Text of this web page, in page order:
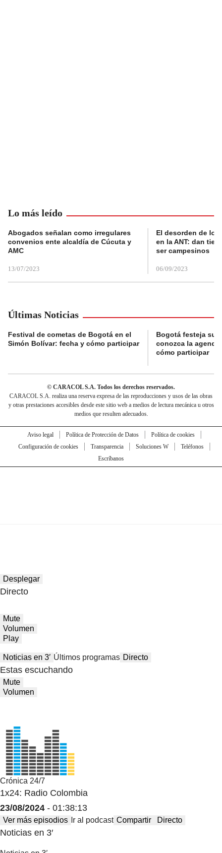
Lo más leído
Abogados señalan como irregulares
convenios ente alcaldía de Cúcuta y
AMC
13/07/2023
El desorden de
en la ANT: dan
ser campesinos
06/09/2023
Últimas Noticias
Festival de cometas de Bogotá en el
Simón Bolívar: fecha y cómo participar
Bogotá festeja su
conozca la
cómo participar
© CARACOL S.A. Todos los derechos reservados.
CARACOL S.A. realiza una reserva expresa de las reproducciones y usos de las obras
y otras prestaciones accesibles desde este sitio web a medios de lectura mecánica u otros
medios que resulten adecuados.
Aviso legal Política de Protección de Datos
Política de cookies
Configuración de cookies
Transparencia Soluciones W
Teléfonos
Escríbanos
Desplegar
Directo
Mute
Volumen
Play
Noticias en 3′ Últimos programas Directo
Estas escuchando
Mute
Volumen
Crónica 24/7
1x24: Radio Colombia
23/08/2024 - 01:38:13
Ver más episodios Ir al podcast Compartir Directo
Noticias en 3′